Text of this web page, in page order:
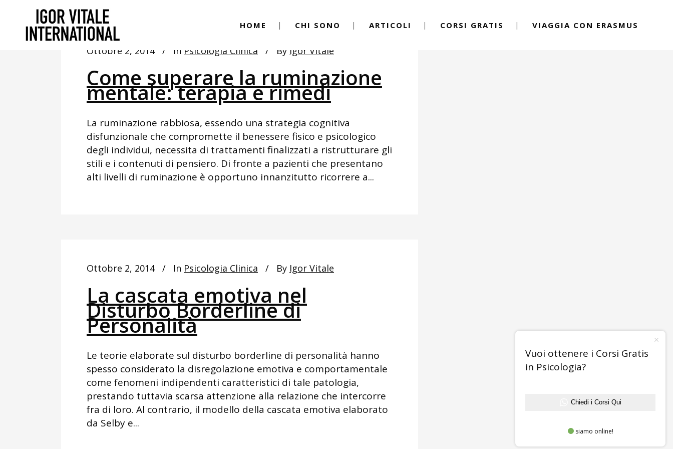
HOME CHI SONO ARTICOLI CORSI GRATIS VIAGGIA CON ERASMUS
Ottobre 2, 2014 In Psicologia Clinica By Igor Vitale
Come superare la ruminazione
mentale: terapia e rimedi
La ruminazione rabbiosa, essendo una strategia cognitiva
disfunzionale che compromette il benessere fisico e psicologico
degli individui, necessita di trattamenti finalizzati a ristrutturare gli
stili e i contenuti di pensiero. Di fronte a pazienti che presentano
alti livelli di ruminazione è opportuno innanzitutto ricorrere a...
Ottobre 2, 2014 In Psicologia Clinica By Igor Vitale
La cascata emotiva nel
Disturbo Borderline di
Personalità
Le teorie elaborate sul disturbo borderline di personalità hanno
spesso considerato la disregolazione emotiva e comportamentale
come fenomeni indipendenti caratteristici di tale patologia,
prestando tuttavia scarsa attenzione alla relazione che intercorre
fra di loro. Al contrario, il modello della cascata emotiva elaborato
da Selby e...
Vuoi ottenere i Corsi Gratis
in Psicologia?
Chiedi i Corsi Qui
siamo online!